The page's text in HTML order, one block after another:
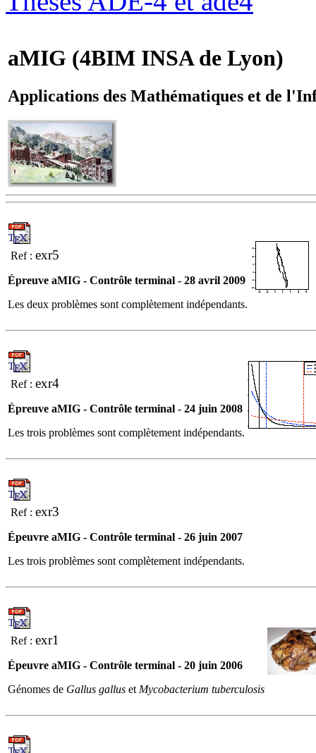
aMIG (4BIM INSA de Lyon)
Applications des Mathématiques et de
Ref : exr5
Épreuve aMIG - Contrôle terminal - 28 avril 2009
Les deux problèmes sont complètement indépendants.
Ref : exr4
Épreuve aMIG - Contrôle terminal - 24 juin 2008
Les trois problèmes sont complètement indépendants.
Ref : exr3
Épeuvre aMIG - Contrôle terminal - 26 juin 2007
Les trois problèmes sont complètement indépendants.
Ref : exr1
Épeuvre aMIG - Contrôle terminal - 20 juin 2006
Génomes de Gallus gallus et Mycobacterium tuberculosis